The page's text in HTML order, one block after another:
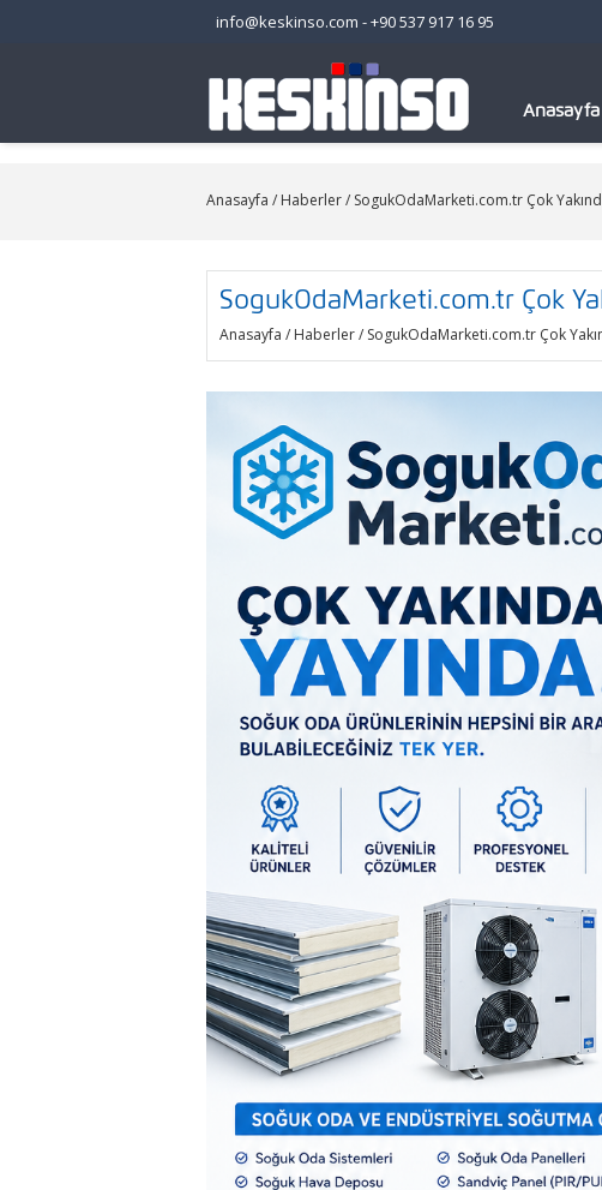
info@keskinso.com -+90 537 917 16 95
Anasayfa
Anasayfa / Haberler/ SogukOdaMarketi.com.tr Çok
SogukOdaMarketi.com.tr Çok
Anasayfa / Haberler/ SogukOdaMarketi.com.tr Çok